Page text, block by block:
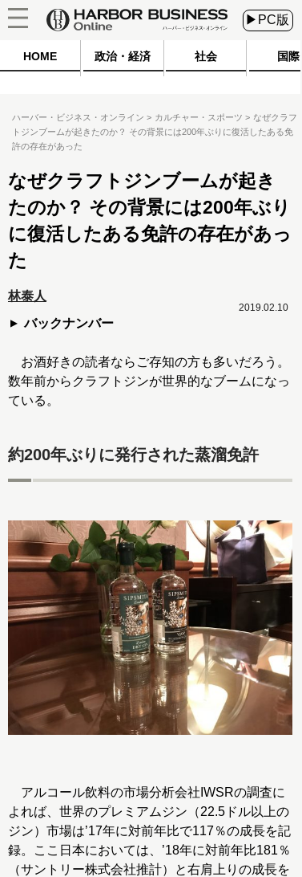
▶PC版
HOME 政治・経済 社会 国際
ハーバー・ビジネス・オンライン カルチャー・スポーツ
なぜクラフ
トジンブームが起きたのか？ その背景には200年ぶりに復活したある免
許の存在があった
なぜクラフトジンブームが起き
たのか？ その背景には200年ぶり
に復活したある免許の存在があっ
た
林泰人
バックナンバー
2019.02.10
お酒好きの読者ならご存知の方も多いだろう。
数年前からクラフトジンが世界的なブームになっ
ている。
約200年ぶりに発行された蒸溜免許
アルコール飲料の市場分析会社IWSRの調査に
よれば、世界のプレミアムジン（22.5ドル以上の
ジン）市場は’17年に対前年比で117％の成長を記
録。ここ日本においては、’18年に対前年比181％
（サントリー株式会社推計）と右肩上りの成長を